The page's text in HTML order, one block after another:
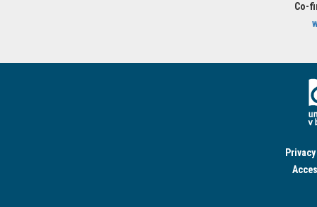
Co-